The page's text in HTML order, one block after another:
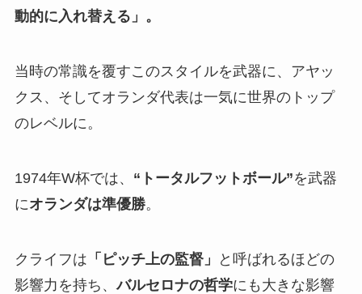
動的に入れ替える」。
当時の常識を覆すこのスタイルを武器に、アヤッ
クス、そしてオランダ代表は一気に世界のトップ
のレベルに。
1974年W杯では、 “トータルフットボール”を武器
にオランダは準優勝。
クライフは 「ピッチ上の監督」
と呼ばれるほどの
影響力を持ち、バルセロナの哲学にも大きな影響